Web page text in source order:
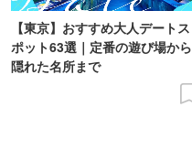
【東京】おすすめ大人デートス
ポット63選｜定番の遊び場から
隠れた名所まで